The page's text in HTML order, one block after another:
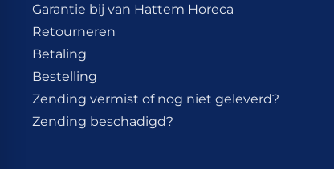
Garantie bij van Hattem Horeca
Retourneren
Betaling
Bestelling
Zending vermist of nog niet geleverd?
Zending beschadigd?